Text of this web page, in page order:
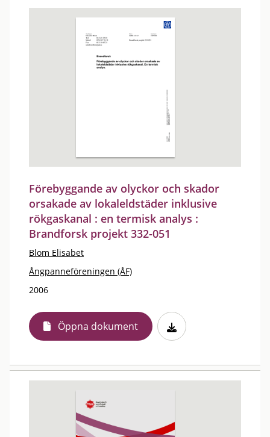
Förebyggande av olyckor och skador
orsakade av lokaleldstäder inklusive
rökgaskanal : en termisk analys :
Brandforsk projekt 332-051
Blom Elisabet
Ångpanneföreningen (ÅF)
2006
Öppna dokument